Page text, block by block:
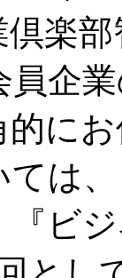
楽
員企
に
は
『ビ